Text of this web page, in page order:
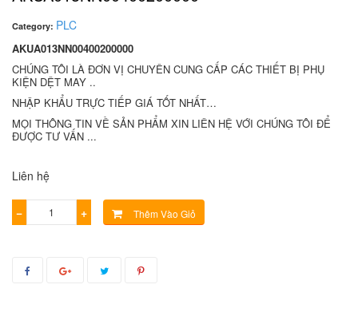
Category: PLC
AKUA013NN00400200000
CHÚNG TÔI LÀ ĐƠN VỊ CHUYÊN CUNG CẤP CÁC THIẾT BỊ PHỤ
KIỆN DỆT MAY ..
NHẬP KHẨU TRỰC TIẾP GIÁ TỐT NHẤT…
MỌI THÔNG TIN VỀ SẢN PHẨM XIN LIÊN HỆ VỚI CHÚNG TÔI ĐỂ
ĐƯỢC TƯ VẤN ...
Liên hệ
− + Thêm Vào Giỏ